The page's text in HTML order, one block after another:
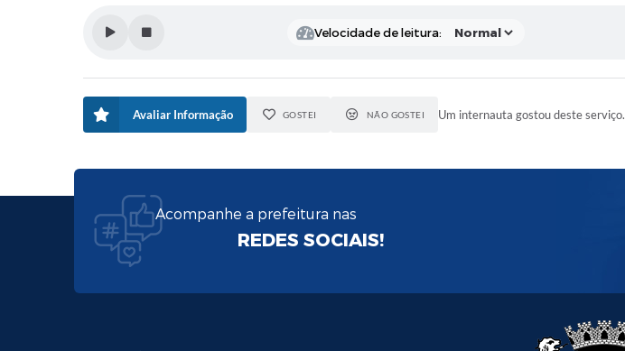
Velocidade de leitura:
Avaliar Informação GOSTEI NÃO GOSTEI Um internauta gostou deste serviço.
Acompanhe a prefeitura nas
REDES SOCIAIS!